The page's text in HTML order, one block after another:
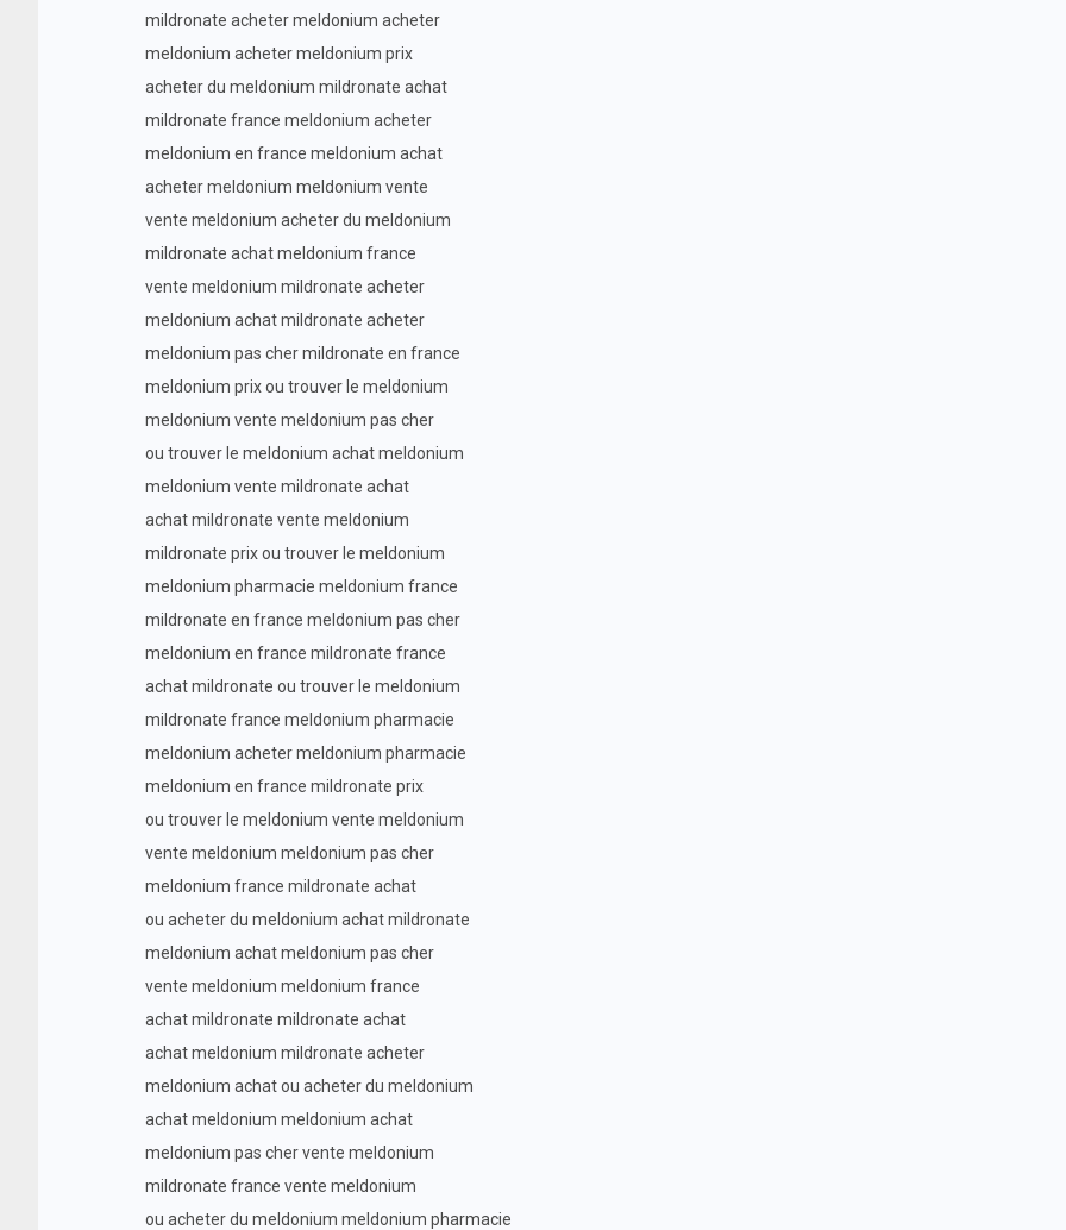
mildronate acheter meldonium acheter
meldonium acheter meldonium prix
acheter du meldonium mildronate achat
mildronate france meldonium acheter
meldonium en france meldonium achat
acheter meldonium meldonium vente
vente meldonium acheter du meldonium
mildronate achat meldonium france
vente meldonium mildronate acheter
meldonium achat mildronate acheter
meldonium pas cher mildronate en france
meldonium prix ou trouver le meldonium
meldonium vente meldonium pas cher
ou trouver le meldonium achat meldonium
meldonium vente mildronate achat
achat mildronate vente meldonium
mildronate prix ou trouver le meldonium
meldonium pharmacie meldonium france
mildronate en france meldonium pas cher
meldonium en france mildronate france
achat mildronate ou trouver le meldonium
mildronate france meldonium pharmacie
meldonium acheter meldonium pharmacie
meldonium en france mildronate prix
ou trouver le meldonium vente meldonium
vente meldonium meldonium pas cher
meldonium france mildronate achat
ou acheter du meldonium achat mildronate
meldonium achat meldonium pas cher
vente meldonium meldonium france
achat mildronate mildronate achat
achat meldonium mildronate acheter
meldonium achat ou acheter du meldonium
achat meldonium meldonium achat
meldonium pas cher vente meldonium
mildronate france vente meldonium
ou acheter du meldonium meldonium pharmacie